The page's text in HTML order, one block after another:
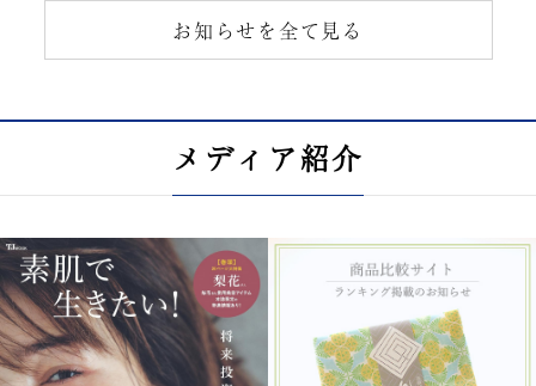
お知らせを全て見る
メディア紹介